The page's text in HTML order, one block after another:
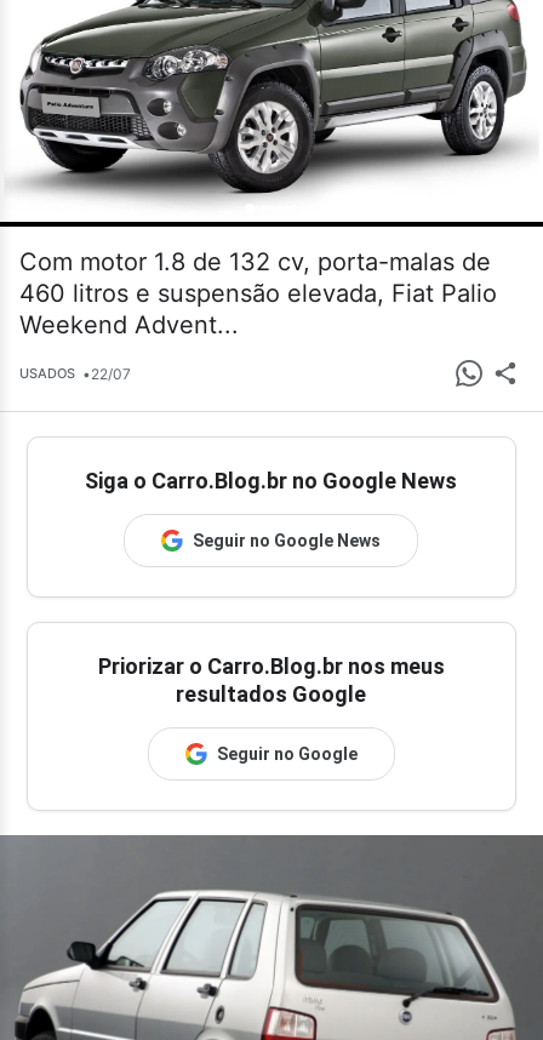
Com motor 1.8 de 132 cv, porta-malas de
460 litros e suspensão elevada, Fiat Palio
Weekend Advent...
USADOS •22/07
Siga o Carro.Blog.br no Google News
Seguir no Google News
Priorizar o Carro.Blog.br nos meus
resultados Google
Seguir no Google